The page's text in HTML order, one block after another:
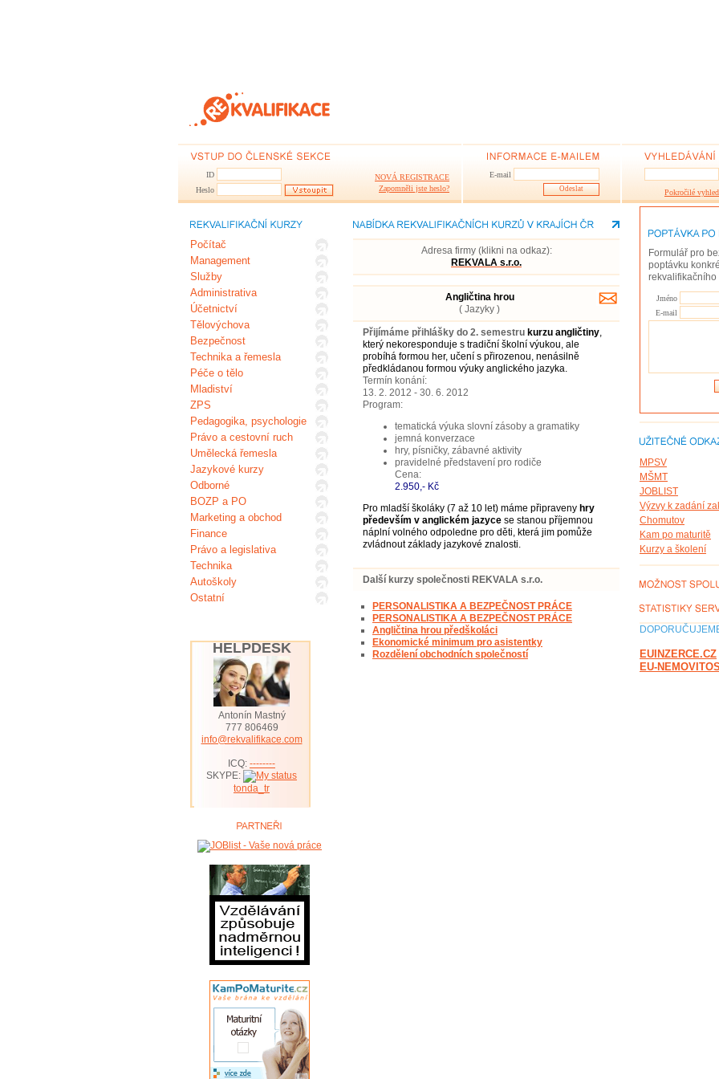
ID
Heslo
NOVÁ REGISTRACE
Zapomněli jste heslo?
E-mail
Pokročilé
Počítač
Management
Služby
Administrativa
Účetnictví
Tělovýchova
Bezpečnost
Technika a řemesla
Péče o tělo
Mladiství
ZPS
Pedagogika, psychologie
Právo a cestovní ruch
Umělecká řemesla
Jazykové kurzy
Odborné
BOZP a PO
Marketing a obchod
Finance
Právo a legislativa
Technika
Autoškoly
Ostatní
HELPDESK
Antonín Mastný
777 806469
info@rekvalifikace.com
ICQ: --------
SKYPE:
tonda_tr
Adresa firmy (klikni na odkaz):
REKVALA s.r.o.
Angličtina hrou
( Jazyky )
Přijímáme přihlášky do 2. semestru kurzu angličtiny,
který nekoresponduje s tradiční školní výukou, ale
probíhá formou her, učení s přirozenou, nenásilně
předkládanou formou výuky anglického jazyka.
Termín konání:
13. 2. 2012 - 30. 6. 2012
Program:
tematická výuka slovní zásoby a gramatiky
jemná konverzace
hry, písničky, zábavné aktivity
pravidelné představení pro rodiče
Cena:
2.950,- Kč
Pro mladší školáky (7 až 10 let) máme připraveny hry
především v anglickém jazyce se stanou příjemnou
náplní volného odpoledne pro děti, která jim pomůže
zvládnout základy jazykové znalosti.
Další kurzy společnosti REKVALA s.r.o.
PERSONALISTIKA A BEZPEČNOST PRÁCE
PERSONALISTIKA A BEZPEČNOST PRÁCE
Angličtina hrou předškoláci
Ekonomické minimum pro asistentky
Rozdělení obchodních společností
Formulář pro
poptávku
rekvalifikačního
Jméno
E-mail
MPSV
MŠMT
JOBLIST
Výzvy k zadání
Chomutov
Kam po maturitě
Kurzy a školení
EUINZERCE.CZ
EU-